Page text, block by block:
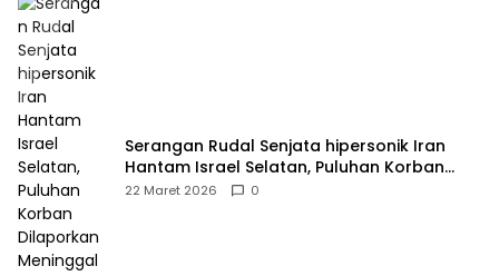
Serangan Rudal Senjata hipersonik Iran
Hantam Israel Selatan, Puluhan Korban
Dilaporkan Meninggal dan Ratusan Terluka
22 Maret 2026 0